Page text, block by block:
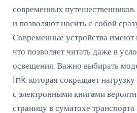
современных
и позволяют носить с собой
Современные устройства имеют
что позволяет читать даже в
освещения. Важно выбирать
Ink, которая сокращает нагрузку
с электронными книгами
страницу в суматохе